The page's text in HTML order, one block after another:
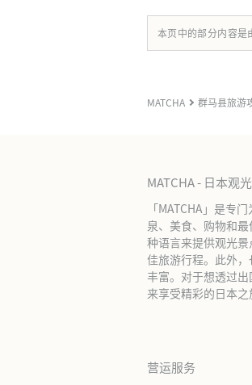
本页中的部分内容是
MATCHA 群马县旅游
MATCHA - 日本观
「MATCHA」是专
泉、美食、购物和
种语言来提供观光
佳旅游行程。此外
丰富。对于想透过
来享受精彩的日本之
营运服务